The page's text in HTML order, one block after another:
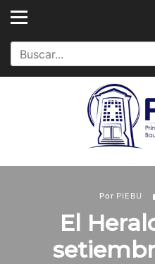
Skip
content
Search
for:
Por PIEBU
El